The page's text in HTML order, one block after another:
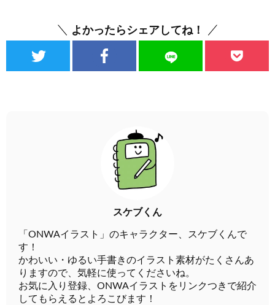
よかったらシェアしてね！
スケブくん
「ONWAイラスト」のキャラクター、スケブくんで
す！
かわいい・ゆるい手書きのイラスト素材がたくさんあ
りますので、気軽に使ってくださいね。
お気に入り登録、ONWAイラストをリンクつきで紹介
してもらえるとよろこびます！